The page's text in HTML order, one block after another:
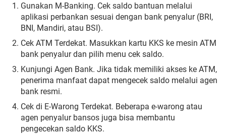
Gunakan M-Banking. Cek saldo bantuan melalui
aplikasi perbankan sesuai dengan bank penyalur (BRI,
BNI, Mandiri, atau BSI).
Cek ATM Terdekat. Masukkan kartu KKS ke mesin ATM
bank penyalur dan pilih menu cek saldo.
Kunjungi Agen Bank. Jika tidak memiliki akses ke ATM,
penerima manfaat dapat mengecek saldo melalui agen
bank resmi.
Cek di E-Warong Terdekat. Beberapa e-warong atau
agen penyalur bansos juga bisa membantu
pengecekan saldo KKS.